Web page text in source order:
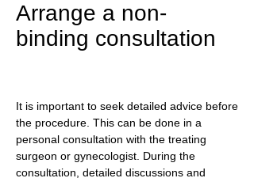
Arrange a non-
binding consultation
It is important to seek detailed advice before
the procedure. This can be done in a
personal consultation with the treating
surgeon or gynecologist. During the
consultation, detailed discussions and